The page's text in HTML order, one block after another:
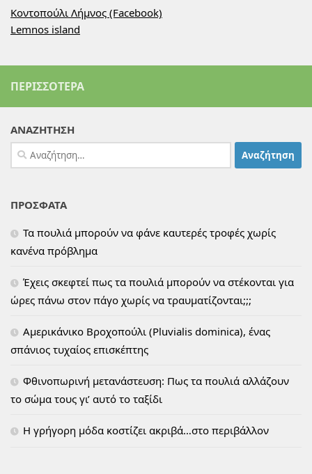
Κοντοπούλι Λήμνος (Facebook)
Lemnos island
ΠΕΡΙΣΣΌΤΕΡΑ
ΑΝΑΖΗΤΗΣΗ
Αναζήτηση
για:
ΠΡΟΣΦΑΤΑ
Τα πουλιά μπορούν να φάνε καυτερές τροφές χωρίς
κανένα πρόβλημα
Έχεις σκεφτεί πως τα πουλιά μπορούν να στέκονται για
ώρες πάνω στον πάγο χωρίς να τραυματίζονται;;;
Αμερικάνικο Βροχοπούλι (Pluvialis dominica), ένας
σπάνιος τυχαίος επισκέπτης
Φθινοπωρινή μετανάστευση: Πως τα πουλιά αλλάζουν
το σώμα τους γι’ αυτό το ταξίδι
H γρήγορη μόδα κοστίζει ακριβά…στο περιβάλλον